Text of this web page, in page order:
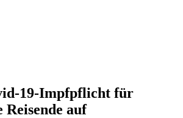
19-Impfpflicht für
auf